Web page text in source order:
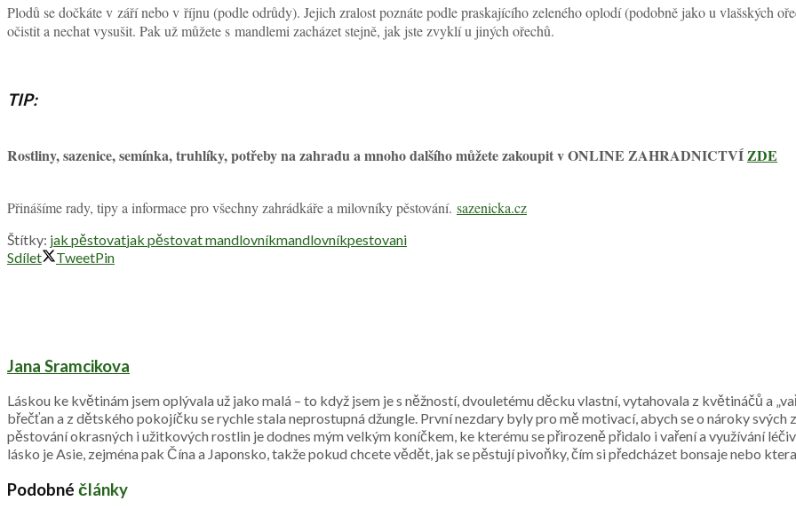
Plodů se dočkáte v září nebo v říjnu (podle odrůdy). Jejich zralost poznáte podle praskajícího zeleného oplodí (podobně jako u vlašských
očistit a nechat vysušit. Pak už můžete s mandlemi zacházet stejně, jak jste zvyklí u jiných ořechů.
TIP:
Rostliny, sazenice, semínka, truhlíky, potřeby na zahradu a mnoho dalšího můžete zakoupit v ONLINE ZAHRADNICTVÍZDE
Přinášíme rady, tipy a informace pro všechny zahrádkáře a milovníky pěstování. sazenicka.cz
Štítky: jak pěstovatjak pěstovat mandlovníkmandlovníkpestovani
Sdílet
TweetPin
Jana Sramcikova
Láskou ke květinám jsem oplývala už jako malá – to když jsem je s něžností, dvouletému děcku vlastní, vytahovala z květináčů a
břečťan a z dětského pokojíčku se rychle stala neprostupná džungle. První nezdary byly pro mě motivací, abych se o nároky
pěstování okrasných i užitkových rostlin je dodnes mým velkým koníčkem, ke kterému se přirozeně přidalo i vaření a využívání
lásko je Asie, zejména pak Čína a Japonsko, takže pokud chcete vědět, jak se pěstují pivoňky, čím si předcházet bonsaje nebo
Podobné články